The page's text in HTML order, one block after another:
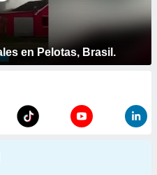
en Pelotas, Brasil.